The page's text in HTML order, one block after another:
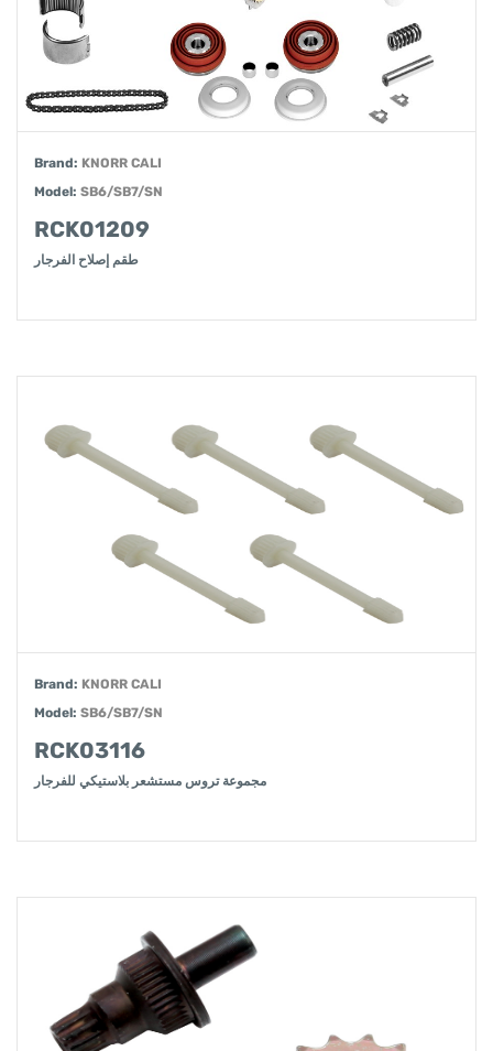
Brand: KNORR CALI
Model: SB6/SB7/SN
RCK01209
طقم إصلاح الفرجار
Brand: KNORR CALI
Model: SB6/SB7/SN
RCK03116
مجموعة تروس مستشعر بلاستيكي للفرجار